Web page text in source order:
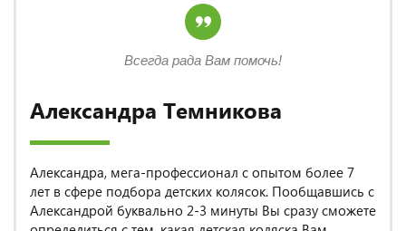
Александра Темникова
Александра, мега-профессионал с опытом более 7
лет в сфере подбора детских колясок. Пообщавшись с
Александрой буквально 2-3 минуты Вы сразу сможете
Всегда рада Вам помочь!